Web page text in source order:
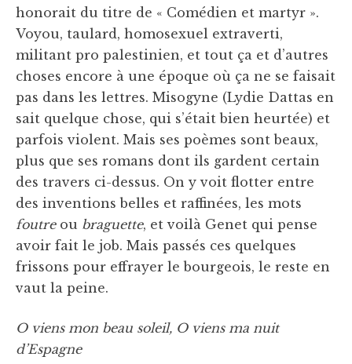
honorait du titre de « Comédien et martyr ».
Voyou, taulard, homosexuel extraverti,
militant pro palestinien, et tout ça et d’autres
choses encore à une époque où ça ne se faisait
pas dans les lettres. Misogyne (Lydie Dattas en
sait quelque chose, qui s’était bien heurtée) et
parfois violent. Mais ses poèmes sont beaux,
plus que ses romans dont ils gardent certain
des travers ci-dessus. On y voit flotter entre
des inventions belles et raffinées, les mots
foutreou braguette, et voilà Genet qui pense
avoir fait le job. Mais passés ces quelques
frissons pour effrayer le bourgeois, le reste en
vaut la peine.
O viens mon beau soleil, O viens ma nuit
d’Espagne